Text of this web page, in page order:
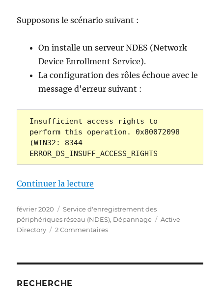
Supposons le scénario suivant :
On installe un serveur NDES (Network
Device Enrollment Service).
La configuration des rôles échoue avec le
message d'erreur suivant :
Insufficient access rights to
perform this operation. 0x80072098
(WIN32: 8344
ERROR_DS_INSUFF_ACCESS_RIGHTS
Continuer la lecture
Publié
le
février 2020 Catégories
Service d'enregistrement des
périphériques réseau (NDES), Dépannage Étiquettes
Active
Directory
2 Commentairessur
RECHERCHE